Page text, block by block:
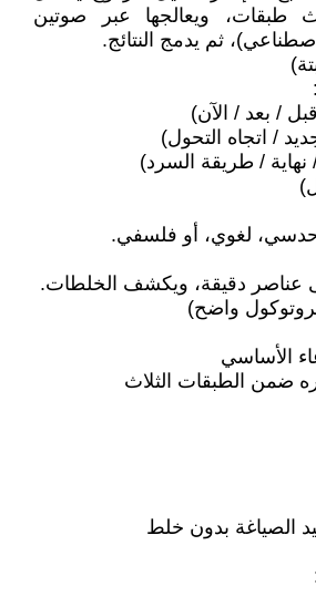
طبقات، ويعالجها عبر صوتين
ثم يدمج النتائج.
/ بعد / الآن)
/ اتجاه التحول)
/ طريقة السرد)
لغوي، أو فلسفي.
عناصر دقيقة، ويكشف الخلطات.
الصياغة بدون خلط